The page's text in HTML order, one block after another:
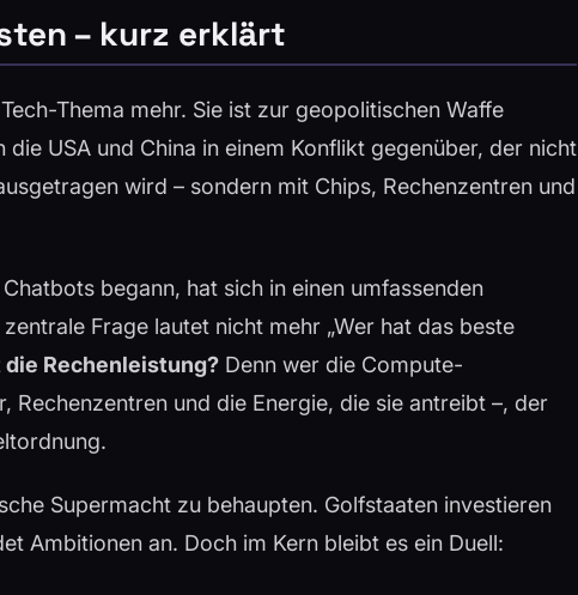
– kurz erklärt
Thema mehr. Sie ist zur geopolitischen Waffe
USA und China in einem Konflikt gegenüber, der nicht
wird – sondern mit Chips, Rechenzentren und
begann, hat sich in einen umfassenden
Frage lautet nicht mehr „Wer hat das beste
Rechenleistung? Denn wer die Compute-
Rechenzentren und die Energie, die sie antreibt –, der
Supermacht zu behaupten. Golfstaaten investieren
Ambitionen an. Doch im Kern bleibt es ein Duell: